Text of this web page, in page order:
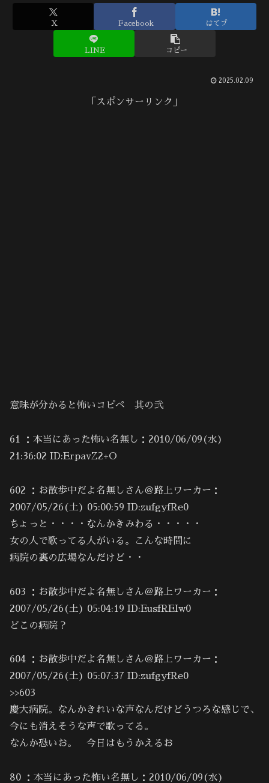
X Facebook はてブ
LINE コピー
2025.02.09
「スポンサーリンク」
意味が分かると怖いコピペ 其の弐
61 ：本当にあった怖い名無し：2010/06/09(水)
21:36:02 ID:ErpavZ2+O
602 ：お散歩中だよ名無しさん＠路上ワーカー：
2007/05/26(土) 05:00:59 ID:zufgyfRe0
ちょっと・・・・なんかきみわる・・・・・
女の人で歌ってる人がいる。こんな時間に
病院の裏の広場なんだけど・・
603 ：お散歩中だよ名無しさん＠路上ワーカー：
2007/05/26(土) 05:04:19 ID:EusfREIw0
どこの病院？
604 ：お散歩中だよ名無しさん＠路上ワーカー：
2007/05/26(土) 05:07:37 ID:zufgyfRe0
>>603
慶大病院。なんかきれいな声なんだけどうつろな感じで、
今にも消えそうな声で歌ってる。
なんか恐いお。 今日はもうかえるお
80 ：本当にあった怖い名無し：2010/06/09(水)